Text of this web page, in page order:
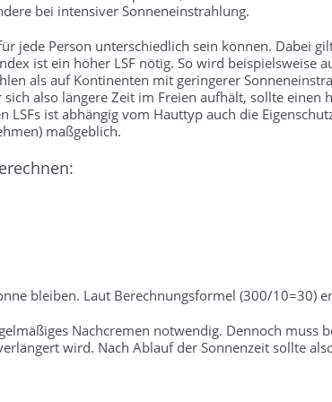
bei intensiver Sonneneinstrahlung.
jede Person unterschiedlich sein können. Dabei
ist ein höher LSF nötig. So wird beispielsweise
als auf Kontinenten mit geringerer
also längere Zeit im Freien aufhält, sollte einen
ist abhängig vom Hauttyp auch die
maßgeblich.
bleiben. Laut Berechnungsformel (300/10=30)
Nachcremen notwendig. Dennoch muss
wird. Nach Ablauf der Sonnenzeit sollte